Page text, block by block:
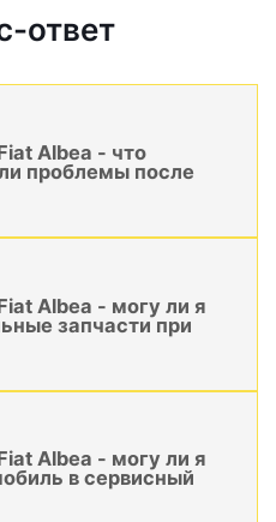
ответ
Albea - что
проблемы после
Albea - могу ли я
запчасти при
Albea - могу ли я
в сервисный